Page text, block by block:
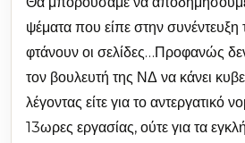
ψέματα που είπε στην
φτάνουν οι σελίδες…Προφανώς
τον βουλευτή της ΝΔ να κάνει
λέγοντας είτε για το αντεργατικό
13ωρες εργασίας, ούτε για τα